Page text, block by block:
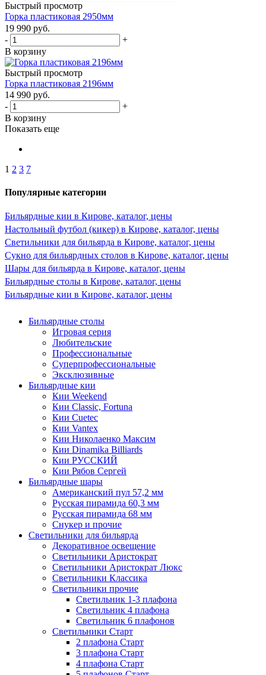
Быстрый просмотр
Горка пластиковая 2950мм
19 990 руб.
-
+
В корзину
Быстрый просмотр
Горка пластиковая 2196мм
14 990 руб.
-
+
В корзину
Показать еще
1 2 3 7
Популярные категории
Бильярдные кии в Кирове, каталог, цены
Настольный футбол (кикер) в Кирове, каталог, цены
Светильники для бильярда в Кирове, каталог, цены
Сукно для бильярдных столов в Кирове, каталог, цены
Шары для бильярда в Кирове, каталог, цены
Бильярдные столы в Кирове, каталог, цены
Бильярдные кии в Кирове, каталог, цены
Бильярдные столы
Игровая серия
Любительские
Профессиональные
Суперпрофессиональные
Эксклюзивные
Бильярдные кии
Кии Weekend
Кии Classic, Fortuna
Кии Cuetec
Кии Vantex
Кии Николаенко Максим
Кии Dinamika Billiards
Кии РУССКИЙ
Кии Рябов Сергей
Бильярдные шары
Американский пул 57,2 мм
Русская пирамида 60,3 мм
Русская пирамида 68 мм
Снукер и прочие
Светильники для бильярда
Декоративное освещение
Светильники Аристократ
Светильники Аристократ Люкс
Светильники Классика
Светильники прочие
Светильник 1-3 плафона
Светильник 4 плафона
Светильник 6 плафонов
Светильники Старт
2 плафона Старт
3 плафона Старт
4 плафона Старт